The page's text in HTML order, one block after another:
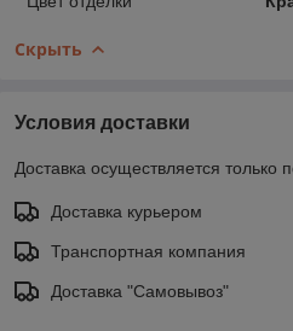
Скрыть
Условия доставки
Доставка осуществляется только
Доставка курьером
Транспортная компания
Доставка "Самовывоз"